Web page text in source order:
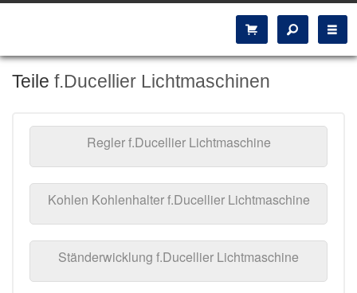
Teile f.Ducellier Lichtmaschinen
Regler f.Ducellier Lichtmaschine
Kohlen Kohlenhalter f.Ducellier Lichtmaschine
Ständerwicklung f.Ducellier Lichtmaschine